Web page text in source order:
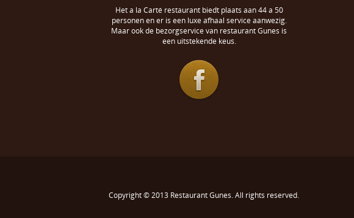
Het a la Carté restaurant biedt plaats aan 44 a 50
personen en er is een luxe afhaal service aanwezig.
Maar ook de bezorgservice van restaurant Gunes is
een uitstekende keus.
Copyright © 2013 Restaurant Gunes. All rights reserved.